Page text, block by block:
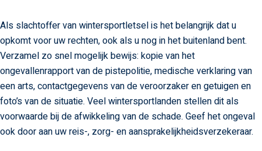
Als slachtoffer van wintersportletsel is het belangrijk dat u
opkomt voor uw rechten, ook als u nog in het buitenland bent.
Verzamel zo snel mogelijk bewijs: kopie van het
ongevallenrapport van de pistepolitie, medische verklaring van
een arts, contactgegevens van de veroorzaker en getuigen en
foto’s van de situatie. Veel wintersportlanden stellen dit als
voorwaarde bij de afwikkeling van de schade. Geef het ongeval
ook door aan uw reis-, zorg- en aansprakelijkheidsverzekeraar.